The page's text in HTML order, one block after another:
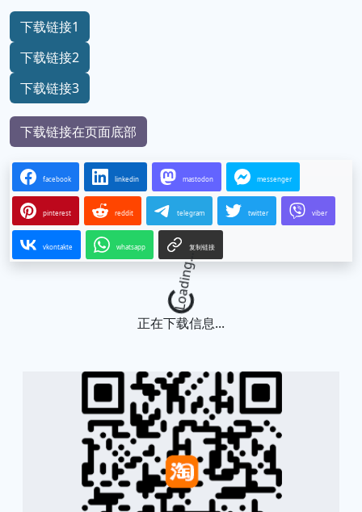
下载链接1
下载链接2
下载链接3
下载链接在页面底部
facebook linkedin mastodon messenger
pinterest reddit telegram twitter viber
vkontakte whatsapp 复制链接
Loading...
正在下载信息...